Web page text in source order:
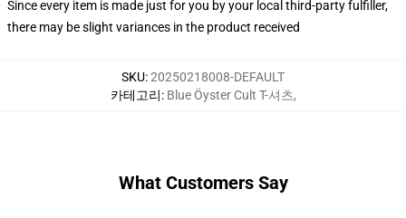
Since every item is made just for you by your local third-party fulfiller,
there may be slight variances in the product received
SKU:20250218008-DEFAULT
카테고리: Blue Öyster Cult T-셔츠,
What Customers Say